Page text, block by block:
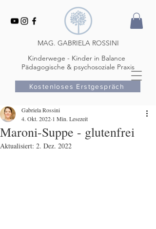
MAG. GABRIELA ROSSINI
Kinderwege - Kinder in Balance
Pädagogische & psychosoziale Praxis
Kostenloses Erstgespräch
Maroni-Suppe - glutenfrei
Gabriela Rossini
4. Okt. 2022 1 Min. Lesezeit
Aktualisiert: 2. Dez. 2022